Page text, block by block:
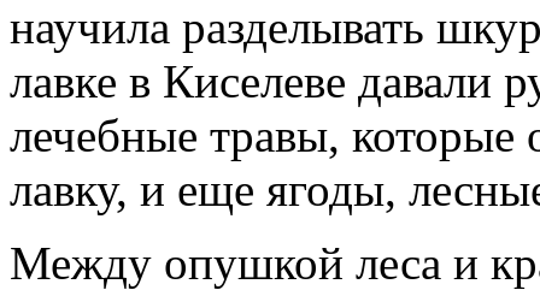
научила разделывать
лавке в Киселеве давали
лечебные травы, которые
лавку, и еще ягоды,
Между опушкой леса и